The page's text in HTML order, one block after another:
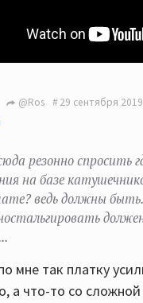
@Ros 29 сентября
резонно спросить
на базе
ведь должны
мне так платку
а что-то со